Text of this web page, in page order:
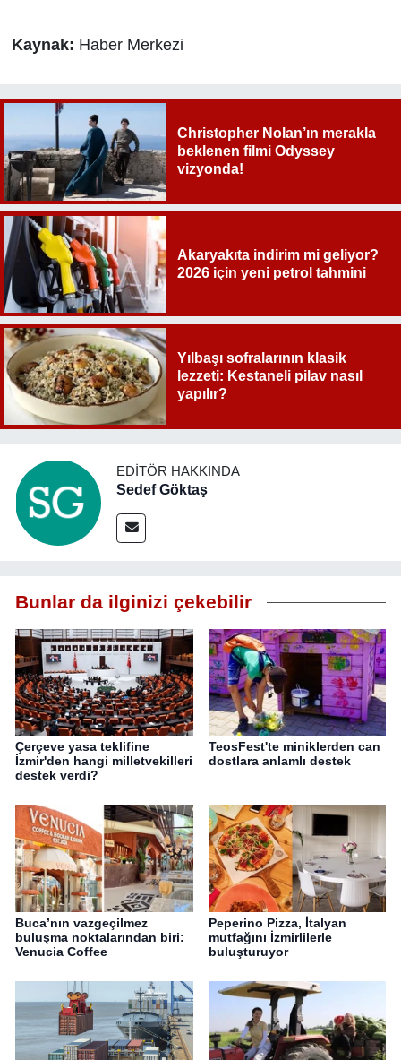
Kaynak: Haber Merkezi
Christopher Nolan’ın merakla
beklenen filmi Odyssey
vizyonda!
Akaryakıta indirim mi geliyor?
2026 için yeni petrol tahmini
Yılbaşı sofralarının klasik
lezzeti: Kestaneli pilav nasıl
yapılır?
EDITÖR HAKKINDA
Sedef Göktaş
Bunlar da ilginizi çekebilir
Çerçeve yasa teklifine
İzmir'den hangi milletvekilleri
destek verdi?
TeosFest'te miniklerden can
dostlara anlamlı destek
Buca’nın vazgeçilmez
buluşma noktalarından biri:
Venucia Coffee
Peperino Pizza, İtalyan
mutfağını İzmirlilerle
buluşturuyor